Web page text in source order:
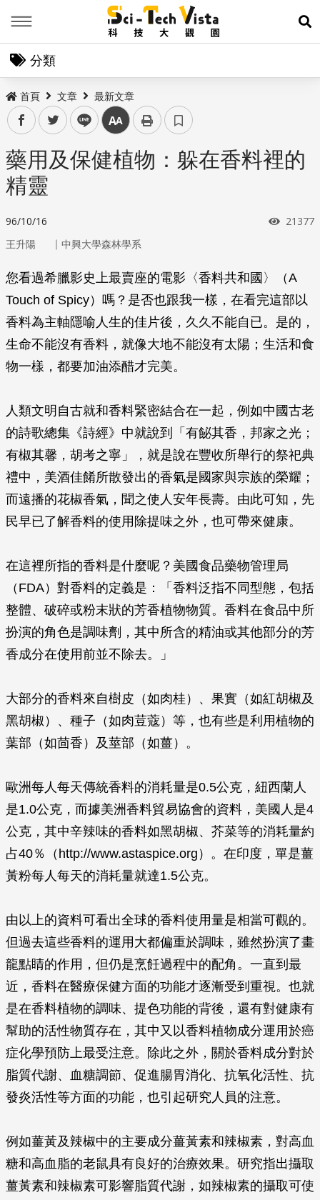
展
分類
首頁 文章 最新文章
facebooktwitter line 中
藥用及保健植物：躲在香料裡的
精靈
96/10/16 瀏覽次
21377
王升陽 ｜ 中興大學森林學系
您看過希臘影史上最賣座的電影〈香料共和國〉（A
Touch of Spicy）嗎？是否也跟我一樣，在看完這部以
香料為主軸隱喻人生的佳片後，久久不能自已。是的，
生命不能沒有香料，就像大地不能沒有太陽；生活和食
物一樣，都要加油添醋才完美。
人類文明自古就和香料緊密結合在一起，例如中國古老
的詩歌總集《詩經》中就說到「有飶其香，邦家之光；
有椒其馨，胡考之寧」，就是說在豐收所舉行的祭祀典
禮中，美酒佳餚所散發出的香氣是國家與宗族的榮耀；
而遠播的花椒香氣，聞之使人安年長壽。由此可知，先
民早已了解香料的使用除提味之外，也可帶來健康。
在這裡所指的香料是什麼呢？美國食品藥物管理局
（FDA）對香料的定義是：「香料泛指不同型態，包括
整體、破碎或粉末狀的芳香植物物質。香料在食品中所
扮演的角色是調味劑，其中所含的精油或其他部分的芳
香成分在使用前並不除去。」
大部分的香料來自樹皮（如肉桂）、果實（如紅胡椒及
黑胡椒）、種子（如肉荳蔻）等，也有些是利用植物的
葉部（如茴香）及莖部（如薑）。
歐洲每人每天傳統香料的消耗量是0.5公克，紐西蘭人
是1.0公克，而據美洲香料貿易協會的資料，美國人是4
公克，其中辛辣味的香料如黑胡椒、芥菜等的消耗量約
占40％（http://www.astaspice.org）。在印度，單是薑
黃粉每人每天的消耗量就達1.5公克。
由以上的資料可看出全球的香料使用量是相當可觀的。
但過去這些香料的運用大都偏重於調味，雖然扮演了畫
龍點睛的作用，但仍是烹飪過程中的配角。一直到最
近，香料在醫療保健方面的功能才逐漸受到重視。也就
是在香料植物的調味、提色功能的背後，還有對健康有
幫助的活性物質存在，其中又以香料植物成分運用於癌
症化學預防上最受注意。除此之外，關於香料成分對於
脂質代謝、血糖調節、促進腸胃消化、抗氧化活性、抗
發炎活性等方面的功能，也引起研究人員的注意。
例如薑黃及辣椒中的主要成分薑黃素和辣椒素，對高血
糖和高血脂的老鼠具有良好的治療效果。研究指出攝取
薑黃素和辣椒素可影響脂質代謝，如辣椒素的攝取可使